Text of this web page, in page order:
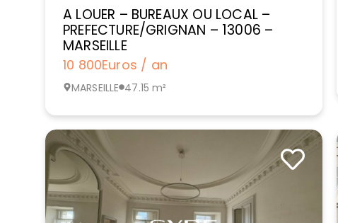
A LOUER – BUREAUX OU LOCAL –
PREFECTURE/GRIGNAN – 13006 –
MARSEILLE
10 800Euros / an
MARSEILLE 47.15 m²